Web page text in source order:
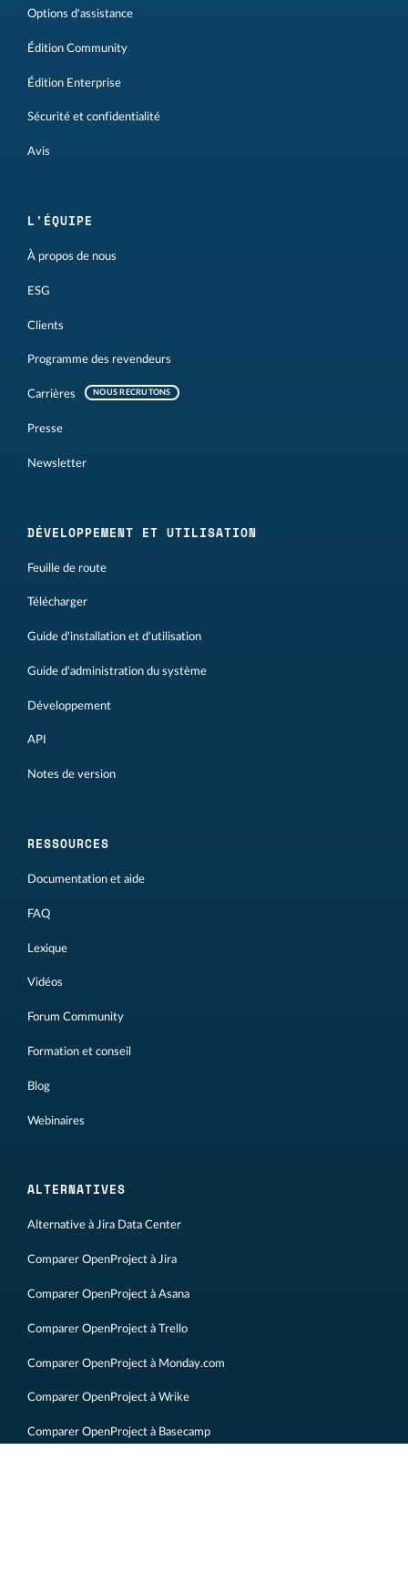
Options d'assistance
Édition Community
Édition Enterprise
Sécurité et confidentialité
Avis
L'ÉQUIPE
À propos de nous
ESG
Clients
Programme des revendeurs
Carrières NOUS RECRUTONS
Presse
Newsletter
DÉVELOPPEMENT ET UTILISATION
Feuille de route
Télécharger
Guide d'installation et d'utilisation
Guide d'administration du système
Développement
API
Notes de version
RESSOURCES
Documentation et aide
FAQ
Lexique
Vidéos
Forum Community
Formation et conseil
Blog
Webinaires
ALTERNATIVES
Alternative à Jira Data Center
Comparer OpenProject à Jira
Comparer OpenProject à Asana
Comparer OpenProject à Trello
Comparer OpenProject à Monday.com
Comparer OpenProject à Wrike
Comparer OpenProject à Basecamp